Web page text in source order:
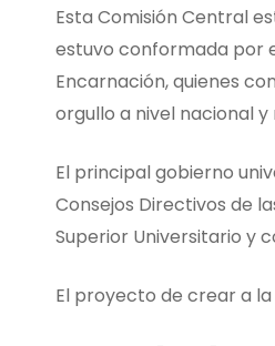
Esta Comisión Central
estuvo conformada por
Encarnación, quienes
orgullo a nivel nacional y
El principal gobierno
Consejos Directivos de
Superior Universitario y
El proyecto de crear a